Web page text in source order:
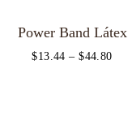
Power Band Látex
$13.44 –$44.80